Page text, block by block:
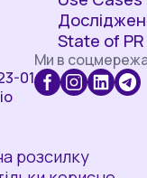
State of PR
01
Ми в
розсилку